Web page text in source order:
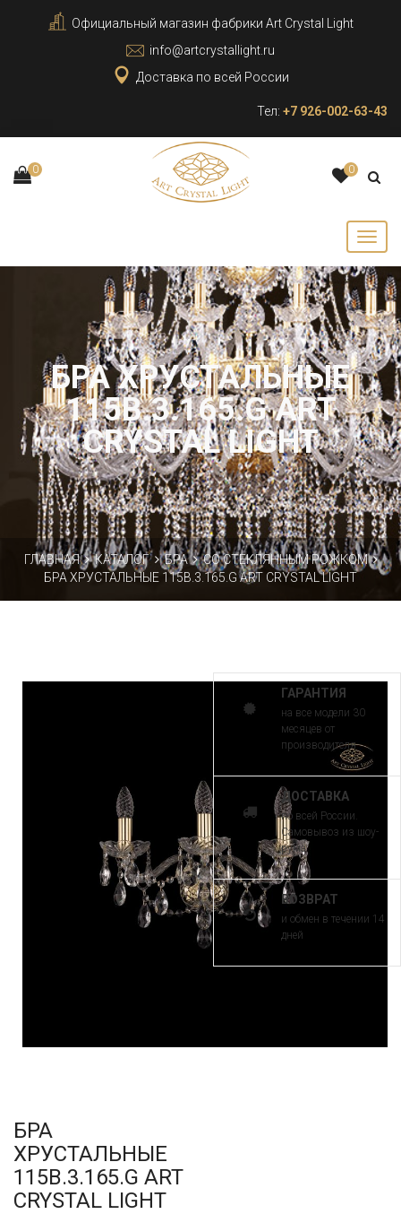
Официальный магазин фабрики Art Crystal Light
info@artcrystallight.ru
Доставка по всей России
Тел: +7 926-002-63-43
0 0
БРА ХРУСТАЛЬНЫЕ
115B.3.165.G ART
CRYSTAL LIGHT
ГЛАВНАЯ КАТАЛОГ БРА
СО СТЕКЛЯННЫМ РОЖКОМ
БРА ХРУСТАЛЬНЫЕ 115B.3.165.G ART CRYSTAL LIGHT
БРА
ХРУСТАЛЬНЫЕ
115B.3.165.G ART
CRYSTAL LIGHT
ГАРАНТИЯ
на все модели 30
месяцев от
производителя
ДОСТАВКА
по всей России.
Самовывоз из шоу-
рума
ВОЗВРАТ
и обмен в течении 14
дней